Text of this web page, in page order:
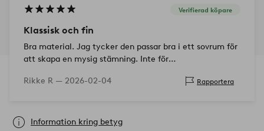
Verifierad köpare
Klassisk och fin
Bra material. Jag tycker den passar bra i ett sovrum för
att skapa en mysig stämning. Inte för
Rikke R — 2026-02-04 Rapportera
Information kring betyg